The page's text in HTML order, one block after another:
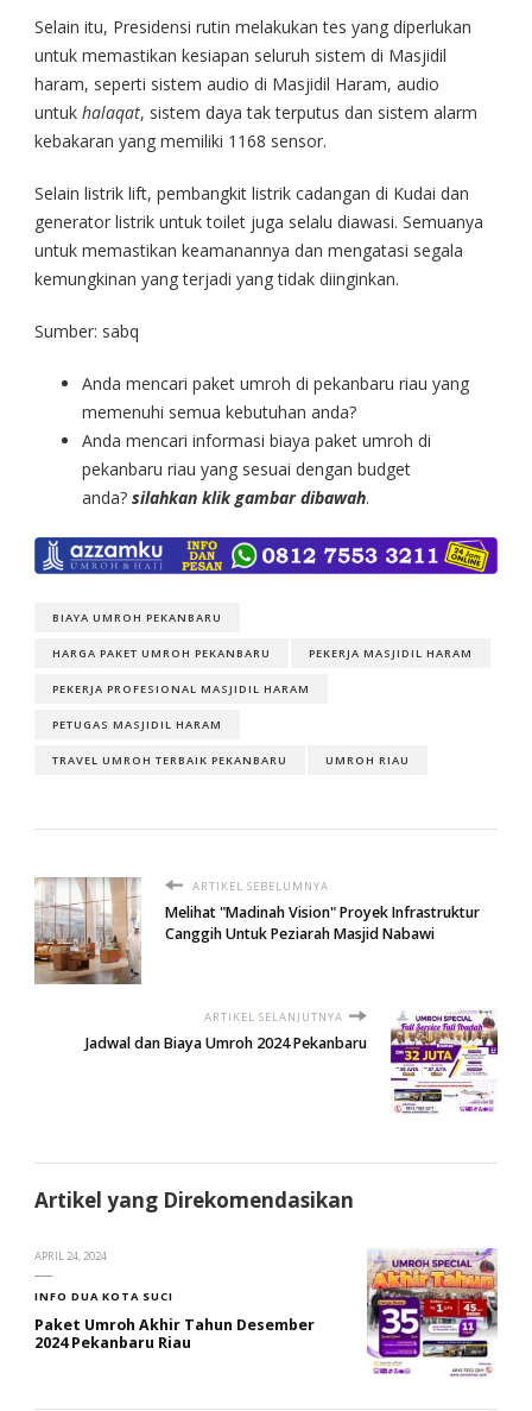
Selain itu, Presidensi rutin melakukan tes yang diperlukan
untuk memastikan kesiapan seluruh sistem di Masjidil
haram, seperti sistem audio di Masjidil Haram, audio
untuk halaqat, sistem daya tak terputus dan sistem alarm
kebakaran yang memiliki 1168 sensor.
Selain listrik lift, pembangkit listrik cadangan di Kudai dan
generator listrik untuk toilet juga selalu diawasi. Semuanya
untuk memastikan keamanannya dan mengatasi segala
kemungkinan yang terjadi yang tidak diinginkan.
Sumber: sabq
Anda mencari paket umroh di pekanbaru riau yang
memenuhi semua kebutuhan anda?
Anda mencari informasi biaya paket umroh di
pekanbaru riau yang sesuai dengan budget
anda? silahkan klik gambar dibawah.
BIAYA UMROH PEKANBARU
HARGA PAKET UMROH PEKANBARU PEKERJA MASJIDIL HARAM
PEKERJA PROFESIONAL MASJIDIL HARAM
PETUGAS MASJIDIL HARAM
TRAVEL UMROH TERBAIK PEKANBARU UMROH RIAU
ARTIKEL SEBELUMNYA
Melihat "Madinah Vision" Proyek Infrastruktur
Canggih Untuk Peziarah Masjid Nabawi
ARTIKEL SELANJUTNYA
Jadwal dan Biaya Umroh 2024 Pekanbaru
Artikel yang Direkomendasikan
APRIL 24, 2024
INFO DUA KOTA SUCI
Paket Umroh Akhir Tahun Desember
2024 Pekanbaru Riau